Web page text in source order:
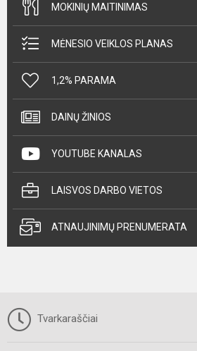
MOKINIŲ MAITINIMAS
MĖNESIO VEIKLOS PLANAS
1,2% PARAMA
DAINŲ ŽINIOS
YOUTUBE KANALAS
LAISVOS DARBO VIETOS
ATNAUJINIMŲ PRENUMERATA
Tvarkaraščiai